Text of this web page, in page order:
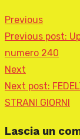
Previous
Previous post:
numero 240
Next
Next post:
STRANI GIORNI
Lascia un